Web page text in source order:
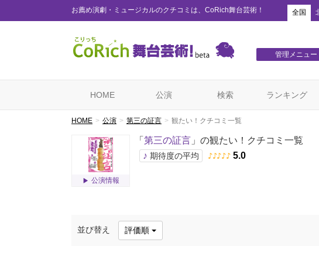
お薦め演劇・ミュージカルのクチコミは、CoRich舞台芸術！ 全国
管理メニュー
HOME 公演 検索 ランキング
HOME 公演 第三の証言 観たい！クチコミ一覧
公演情報
「 第三の証言 」の観たい！クチコミ一覧
♪ 期待度の平均 ♪ ♪ ♪ ♪ ♪ 5.0
並び替え 評価順